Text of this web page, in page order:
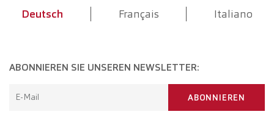
Deutsch Français Italiano
ABONNIEREN SIE UNSEREN NEWSLETTER:
E-Mail ABONNIEREN